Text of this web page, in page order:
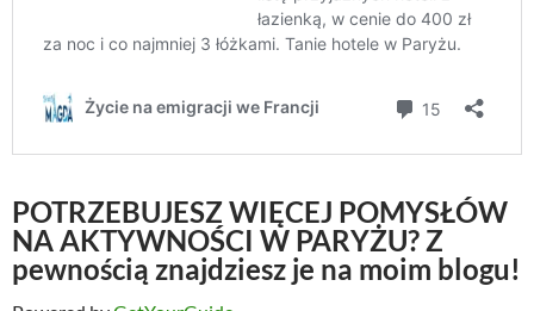
POTRZEBUJESZ WIĘCEJ POMYSŁÓW
NA AKTYWNOŚCI W PARYŻU? Z
pewnością znajdziesz je na moim blogu!